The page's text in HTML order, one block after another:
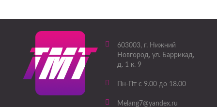
603003, г. Нижний
Новгород, ул. Баррикад,
д. 1 к. 9
Пн-Пт с 9.00 до 18.00
Melang7@yandex.ru